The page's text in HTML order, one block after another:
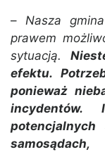
– Nasza
prawem
sytuacją.
efektu.
ponieważ